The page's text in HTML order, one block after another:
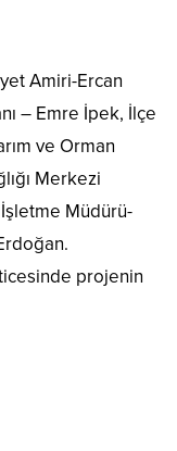
Amiri-Ercan
– Emre İpek, İlçe
ve Orman
Merkezi
Müdürü-
projenin